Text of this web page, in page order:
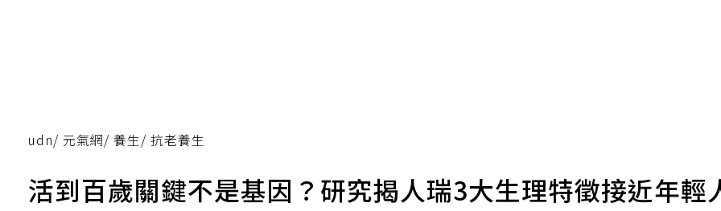
udn/ 元氣網/ 養生/ 抗老養生
活到百歲關鍵不是基因？研究揭人瑞3大生理特徵接近年輕